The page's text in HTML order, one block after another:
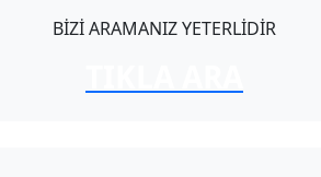
BİZİ ARAMANIZ YETERLİDİR